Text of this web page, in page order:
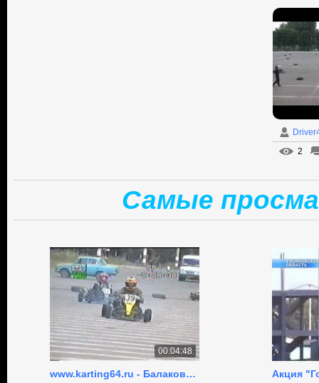
2
Самые
00:04:48
www.karting64.ru - Балаково 2004